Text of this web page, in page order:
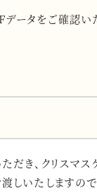
ータをご確認い
だき、クリスマス
しいたしますの